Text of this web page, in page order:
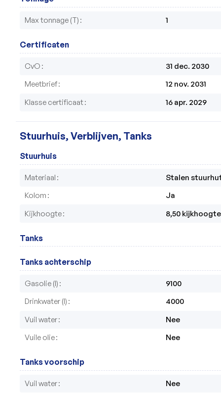
Max tonnage (T) 1
Certificaten
CvO
31 dec. 2030
Meetbrief
12 nov. 2031
Klasse certificaat
16 apr. 2029
Stuurhuis, Verblijven, Tanks
Stuurhuis
Materiaal
Stalen
Kolom
Ja
Kijkhoogte
8,50 kijkhoogte
Tanks
Tanks achterschip
Gasolie (l)
9100
Drinkwater (l)
4000
Vuil water
Nee
Vuile olie
Nee
Tanks voorschip
Vuil water
Nee